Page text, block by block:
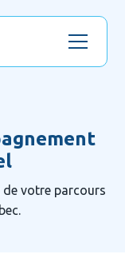
de votre parcours